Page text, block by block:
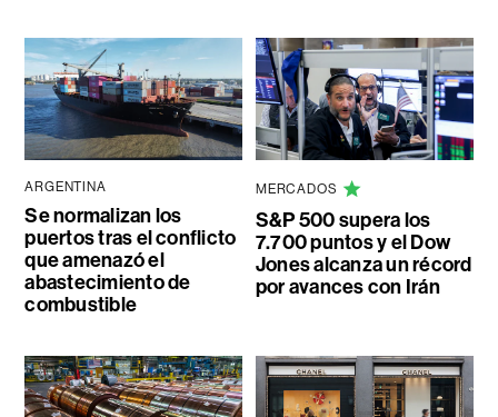
ARGENTINA
Se normalizan los
puertos tras el conflicto
que amenazó el
abastecimiento de
combustible
MERCADOS
S&P 500 supera los
7.700 puntos y el Dow
Jones alcanza un récord
por avances con Irán